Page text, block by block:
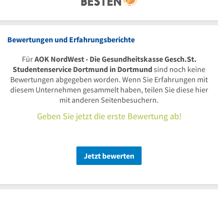
Bewertungen und Erfahrungsberichte
FürAOK NordWest - Die Gesundheitskasse Gesch.St.
Studentenservice Dortmund in Dortmund sind noch keine
Bewertungen abgegeben worden. Wenn Sie Erfahrungen mit
diesem Unternehmen gesammelt haben, teilen Sie diese hier
mit anderen Seitenbesuchern.
Geben Sie jetzt die erste Bewertung ab!
Jetzt bewerten